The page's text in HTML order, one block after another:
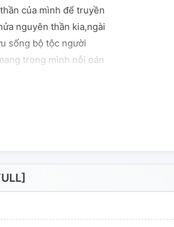
của mình để truyền
nguyên thần kia,ngài
sống bộ tộc người
trong mình nỗi oán
tử ấy đã yêu 1 cô
ngờ đó lại là con gái
Quốc Thần Bí. Sự thật
Loại: Hiện đại xen lẫn